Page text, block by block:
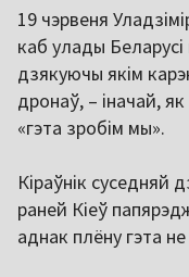
19 чэрвеня
каб улады
дзякуючы якім
дронаў, – іначай, як
«гэта зробім мы».
Кіраўнік суседняй
раней Кіеў
аднак плёну гэта